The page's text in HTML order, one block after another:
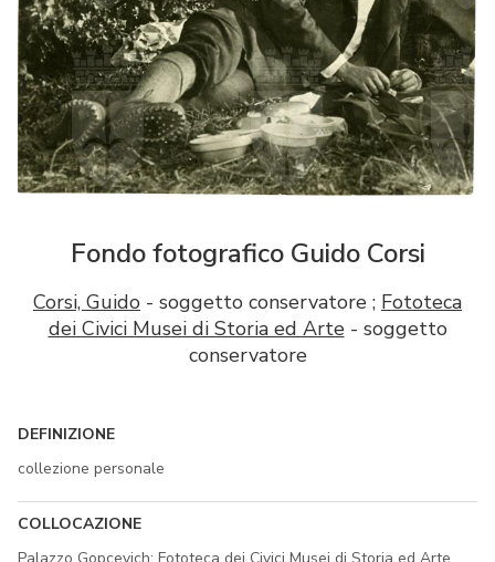
Fondo fotografico Guido Corsi
Corsi, Guido - soggetto conservatore ; Fototeca
dei Civici Musei di Storia ed Arte- soggetto
conservatore
DEFINIZIONE
collezione personale
COLLOCAZIONE